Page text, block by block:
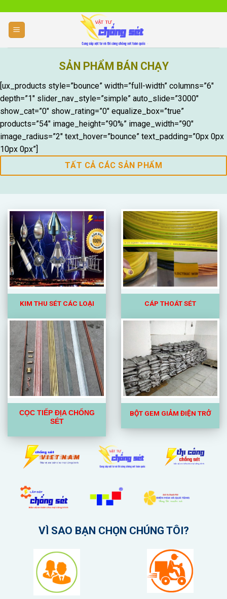
content
CHỐNG SÉT
BẾN BÃI, THI CÔNG CHỐNG SÉT LAN
NHIỆT, ĐO ĐIỆN TRỞ TIẾP TIẾP
THI CÔNG CHỐNG SÉT
SẢN PHẨM BÁN CHẠY
[ux_products style=”bounce” width=”full-width” columns=”6″
depth=”1″ slider_nav_style=”simple” auto_slide=”3000″
show_cat=”0″ show_rating=”0″ equalize_box=”true”
products=”54″ image_height=”90%” image_width=”90″
image_radius=”2″ text_hover=”bounce” text_padding=”0px 0px
10px 0px”]
TẤT CẢ CÁC SẢN PHẨM
KIM THU SÉT CÁC LOẠI CÁP THOÁT SÉT
CỌC TIẾP ĐỊA CHỐNG
SÉT
BỘT GEM GIẢM ĐIỆN TRỞ
VÌ SAO BẠN CHỌN CHÚNG TÔI?